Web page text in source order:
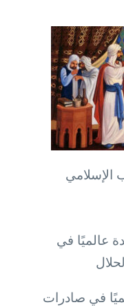
الإسلامي
في صادرات